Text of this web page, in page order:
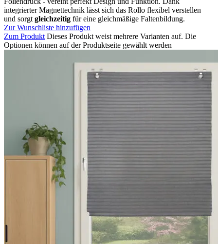
integrierter Magnettechnik lässt sich das Rollo flexibel verstellen
und sorgt gleichzeitig für eine gleichmäßige Faltenbildung.
Zur Wunschliste hinzufügen
Zum Produkt Dieses Produkt weist mehrere Varianten auf. Die
Optionen können auf der Produktseite gewählt werden